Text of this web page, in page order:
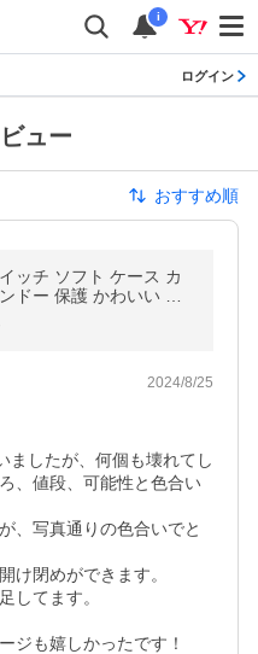
i
ログイン
ュー
おすすめ順
ッチ ソフト ケース カ
ドー 保護 かわいい グ
2024/8/25
ましたが、何個も壊れてし
、値段、可能性と色合い
、写真通りの色合いでと
け閉めができます。
してます。
ジも嬉しかったです！